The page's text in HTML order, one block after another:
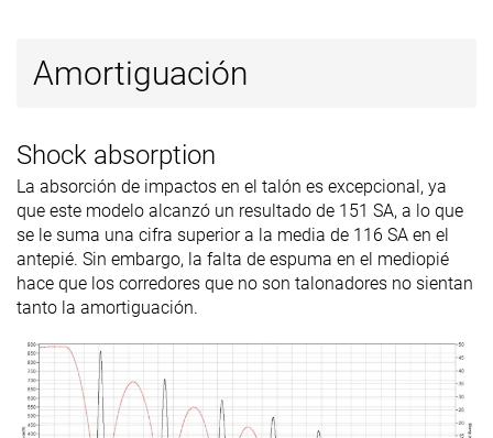
insole
Popularidad 1% inferior
Amortiguación
Shock absorption
La absorción de impactos en el talón es excepcional, ya
que este modelo alcanzó un resultado de 151 SA, a lo que
se le suma una cifra superior a la media de 116 SA en el
antepié. Sin embargo, la falta de espuma en el mediopié
hace que los corredores que no son talonadores no sientan
tanto la amortiguación.